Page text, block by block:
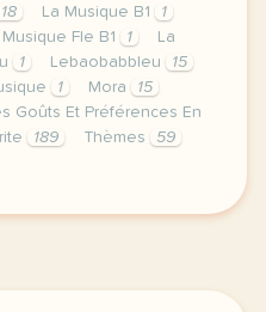
18 La Musique B1
1
Musique Fle B1 1
La
1 Lebaobabbleu
15
1 Mora
15
Goûts Et Préférences En
189 Thèmes
59
laisse ici la nouvelle